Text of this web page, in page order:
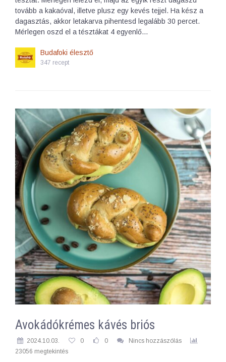
tovább a kakaóval, illetve plusz egy kevés tejjel. Ha kész a
dagasztás, akkor letakarva pihentesd legalább 30 percet.
Mérlegen oszd el a tésztákat 4 egyenlő…
Budafoki élesztő
347 recept
Avokádókrémes kávés briós
2024.10.03. 0 0
Nincs hozzászólás
23056 megtekintés